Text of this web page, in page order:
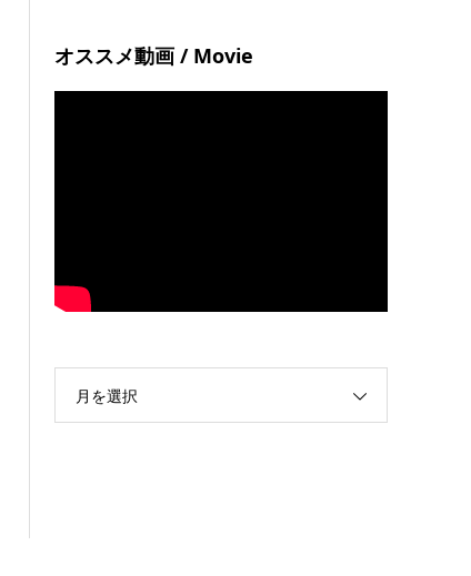
オススメ動画 / Movie
月を選択